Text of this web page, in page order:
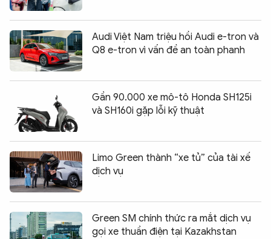
Audi Việt Nam triệu hồi Audi e-tron và
Q8 e-tron vì vấn đề an toàn phanh
Gần 90.000 xe mô-tô Honda SH125i
và SH160i gặp lỗi kỹ thuật
Limo Green thành “xe tủ” của tài xế
dịch vụ
Green SM chính thức ra mắt dịch vụ
gọi xe thuần điện tại Kazakhstan